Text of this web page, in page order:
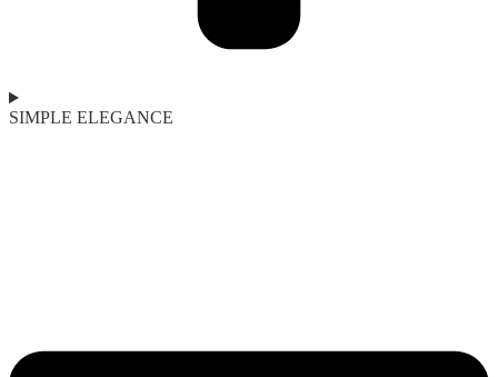
SIMPLE ELEGANCE